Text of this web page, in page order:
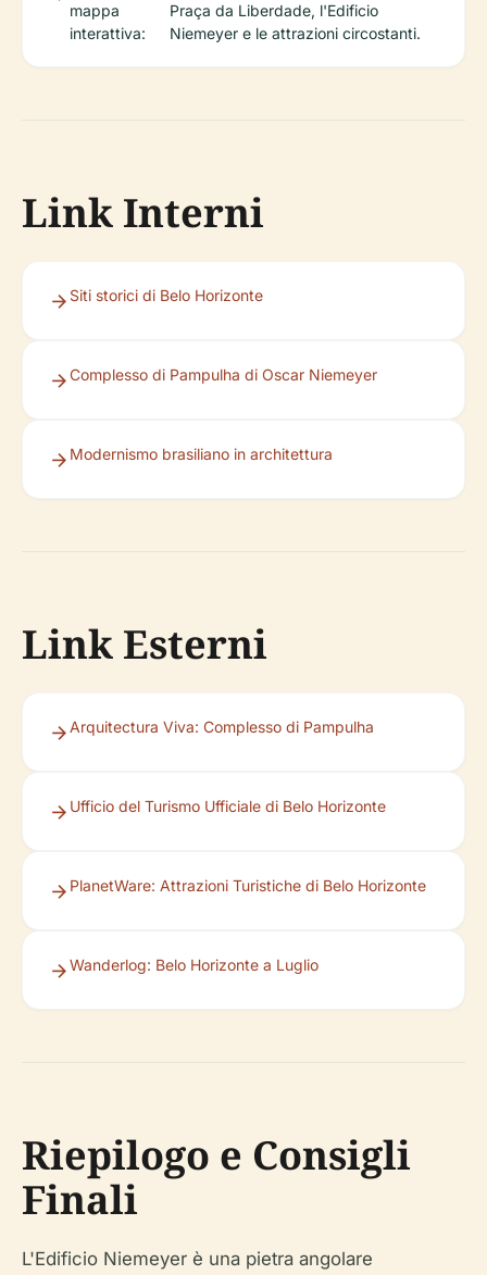
mappa
interattiva:
Praça da Liberdade, l'Edificio
Niemeyer e le attrazioni circostanti.
Link Interni
Siti storici di Belo Horizonte
Complesso di Pampulha di Oscar Niemeyer
Modernismo brasiliano in architettura
Link Esterni
Arquitectura Viva: Complesso di Pampulha
Ufficio del Turismo Ufficiale di Belo Horizonte
PlanetWare: Attrazioni Turistiche di Belo Horizonte
Wanderlog: Belo Horizonte a Luglio
Riepilogo e Consigli
Finali
L'Edificio Niemeyer è una pietra angolare